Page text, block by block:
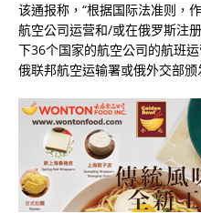
该通报称，“根据国际法准则，
航空公司运营和/或在俄罗斯注
下36个国家的航空公司的航班
俄联邦航空运输署或俄外交部